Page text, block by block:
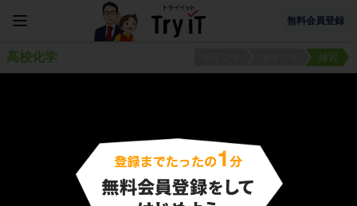
無料会員登録
高校化学 練習